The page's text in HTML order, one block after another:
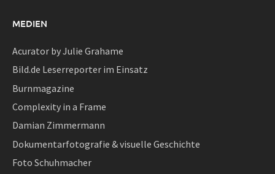
MEDIEN
Acurator by Julie Grahame
Bild.de Leserreporter im Einsatz
Burnmagazine
Complexity in a Frame
Damian Zimmermann
Dokumentarfotografie & visuelle Geschichte
Foto Schuhmacher